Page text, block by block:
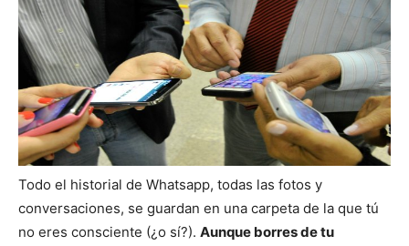
Todo el historial de Whatsapp, todas las fotos y
conversaciones, se guardan en una carpeta de la que tú
no eres consciente (¿o sí?). Aunque borres de tu